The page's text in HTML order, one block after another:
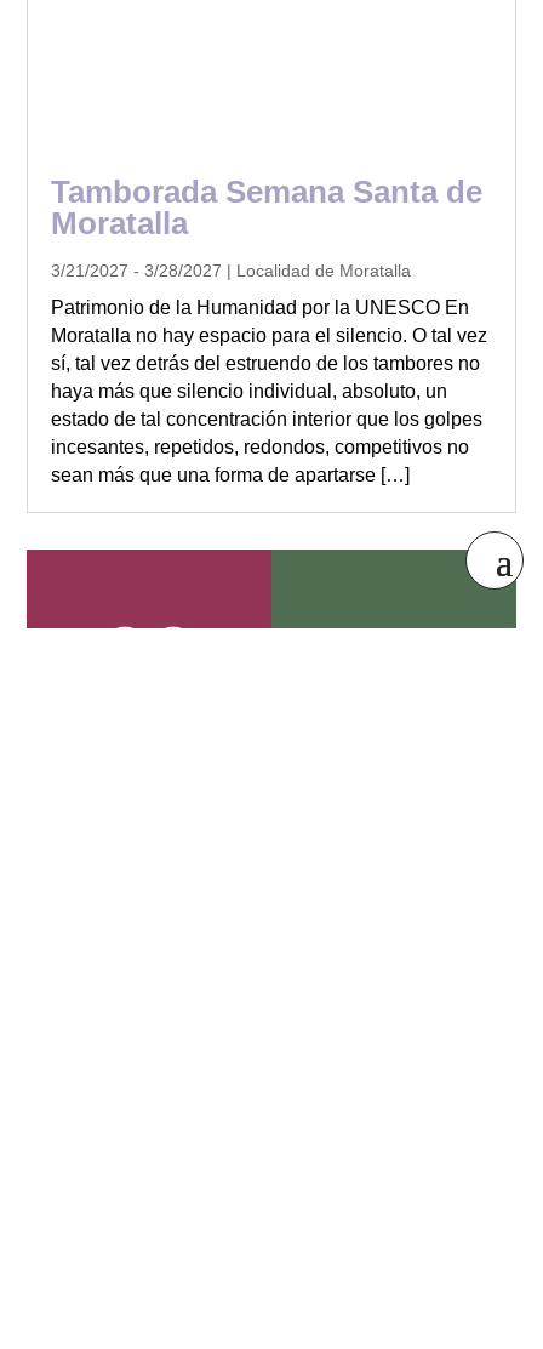
Tamborada Semana Santa de
Moratalla
3/21/2027 - 3/28/2027 | Localidad de Moratalla
Patrimonio de la Humanidad por la UNESCO En
Moratalla no hay espacio para el silencio. O tal vez
sí, tal vez detrás del estruendo de los tambores no
haya más que silencio individual, absoluto, un
estado de tal concentración interior que los golpes
incesantes, repetidos, redondos, competitivos no
sean más que una forma de apartarse […]